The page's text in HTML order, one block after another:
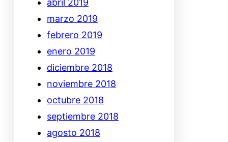
abril 2019
marzo 2019
febrero 2019
enero 2019
diciembre 2018
noviembre 2018
octubre 2018
septiembre 2018
agosto 2018